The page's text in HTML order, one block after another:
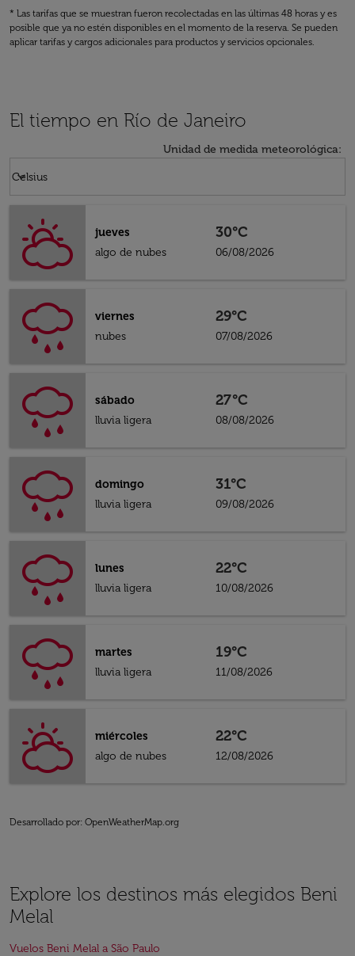
* Las tarifas que se muestran fueron recolectadas en las últimas 48 horas y es
posible que ya no estén disponibles en el momento de la reserva. Se pueden
aplicar tarifas y cargos adicionales para productos y servicios opcionales.
El tiempo en Río de Janeiro
Unidad de medida meteorológica:
Celsius
keyboard_arrow_down
jueves
algo de nubes
30°C
06/08/2026
viernes
nubes
29°C
07/08/2026
sábado
lluvia ligera
27°C
08/08/2026
domingo
lluvia ligera
31°C
09/08/2026
lunes
lluvia ligera
22°C
10/08/2026
martes
lluvia ligera
19°C
11/08/2026
miércoles
algo de nubes
22°C
12/08/2026
Desarrollado por: OpenWeatherMap.org
Explore los destinos más elegidos Beni
Melal
Vuelos Beni Melal a São Paulo